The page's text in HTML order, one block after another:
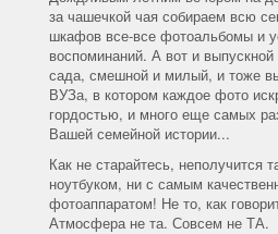
за чашечкой чая собираем всю
шкафов все-все фотоальбомы и
воспоминаний. А вот и
сада, смешной и милый, и тоже
ВУЗа, в котором каждое фото
гордостью, и много еще самых
Вашей семейной истории...
Как не старайтесь, неполучится
ноутбуком, ни с самым
фотоаппаратом! Не то, как
Атмосфера не та. Совсем не ТА.